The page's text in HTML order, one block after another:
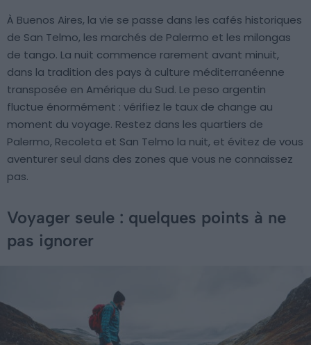
À Buenos Aires, la vie se passe dans les cafés historiques
de San Telmo, les marchés de Palermo et les milongas
de tango. La nuit commence rarement avant minuit,
dans la tradition des pays à culture méditerranéenne
transposée en Amérique du Sud. Le peso argentin
fluctue énormément : vérifiez le taux de change au
moment du voyage. Restez dans les quartiers de
Palermo, Recoleta et San Telmo la nuit, et évitez de vous
aventurer seul dans des zones que vous ne connaissez
pas.
Voyager seule : quelques points à ne
pas ignorer